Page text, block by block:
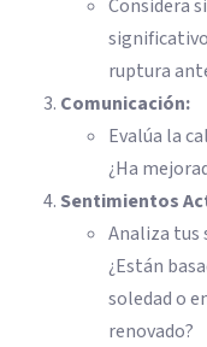
Considera
ruptura
Comunicación:
Evalúa la
¿Ha
Sentimientos
Analiza tus
¿Están
soledad o
renovado?